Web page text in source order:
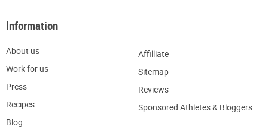
Information
About us
Work for us
Press
Recipes
Blog
Affilliate
Sitemap
Reviews
Sponsored Athletes & Bloggers